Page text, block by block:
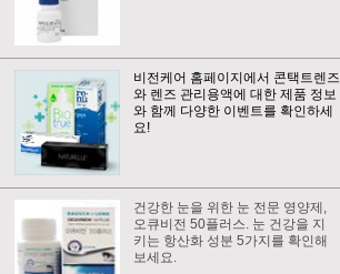
비전케어 홈페이지에서 콘택트렌즈
와 렌즈 관리용액에 대한 제품 정보
와 함께 다양한 이벤트를 확인하세
요!
건강한 눈을 위한 눈 전문 영양제,
오큐비전 50플러스. 눈 건강을 지
키는 항산화 성분 5가지를 확인해
보세요.